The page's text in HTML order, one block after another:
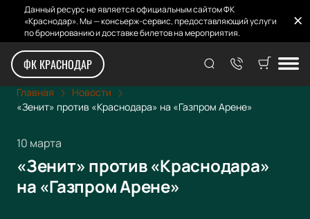
Данный ресурс не является официальным сайтом ФК
«Краснодар». Мы — консьерж-сервис, предоставляющий услуги
по бронированию и доставке билетов на мероприятия.
ФК КРАСНОДАР
Главная
Новости
«Зенит» против «Краснодара» на «Газпром Арене»
10 марта
«Зенит» против «Краснодара»
на «Газпром Арене»